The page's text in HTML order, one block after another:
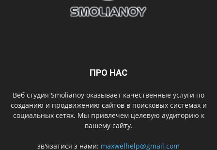
ПРО НАС
Веб студия Smolianoy оказывает качественные услуги по
созданию и продвижению сайтов в поисковых системах и
социальных сетях. Мы привлечем целевую аудиторию к
вашему сайту.
зв'язатися з нами: maxwelhelp@gmail.com